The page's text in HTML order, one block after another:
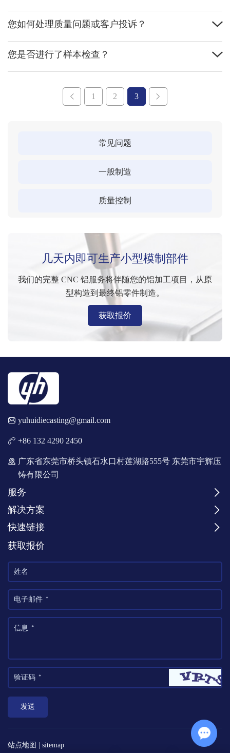
常见问题
一般制造
质量控制
几天内即可生产小型模制部件
我们的完整 CNC 铝服务将伴随您的铝加工项目，从原
型构造到最终铝零件制造。
获取报价
您如何处理质量问题或客户投诉？
您是否进行了样本检查？
1 2 3
yuhuidiecasting@gmail.com
+86 132 4290 2450
广东省东莞市桥头镇石水口村莲湖路555号 东莞市宇辉压
铸有限公司
服务
解决方案
快速链接
获取报价
站点地图
sitemap